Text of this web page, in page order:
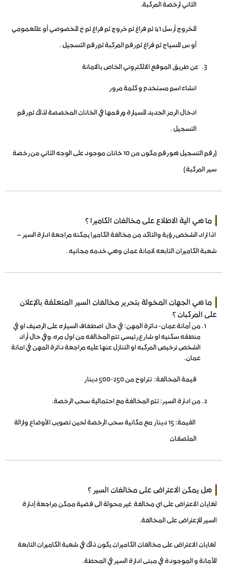
الثاني لرخصة المركبة.
للخروج أرسل 41 ثم فراغ ثم خروج ثم فراغ ثم خ للخصوصي أو عللعمومي
أو س للسياح ثم فراغ ثم رقم المركبة ثم رقم التسجيل .
عن طريق الموقع الالكتروني الخاص بالامانة
انشاء اسم مستخدم و كلمة مرور
ادخال الرمز الجديد للسيارة ورقمها في الخانات المخصصة لذلك ثم رقم
التسجيل .
(رقم التسجيل هو رقم مكون من 10 خانات موجود على الوجه الثاني من رخصة
سير المركبة)
ما هي الية الاطلاع على مخالفات الكاميرا ؟
اذا اراد الشخص رؤية والتاكد من مخالفة الكاميرا يمكنه مراجعة ادارة السير –
شعبة الكاميرات التابعه لامانة عمان وهي خدمه مجانيه .
ما هي الجهات المخولة بتحرير مخالفات السير المتعلقة بالإعلان
على المركبات ؟
من أمانة عمان- دائرة المهن: في حال اصطفاف السياره على الرصيف او في
منطقه سكنيه او شارع رئيسي تتم المخالفه من اول مره.وفي حال أراد
الشخص ترخيص المركبه او التنازل عنها عليه مراجعة دائرة المهن في امانة
عمان.
قيمة المخالفة: تتراوح من 250-500 دينار
من ادارة السير: تتم المخالفة مع احتمالية سحب الرخصة.
القيمة: 15 دينار مع مكانية سحب الرخصة لحين تصويب الأوضاع وازالة
الملصقات
هل يمكن الاعتراض على مخالفات السير ؟
لغايات الاعتراض على اي مخالفة غير محولة الى قضية ممكن مراجعة إدارة
السير للإعتراض على المخالفة.
لغايات الاعتراض على مخالفات الكاميرات يكون ذلك في شعبة الكاميرات التابعة
للأمانة و الموجودة في مبنى ادارة السير في المحطة.